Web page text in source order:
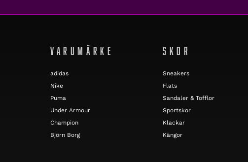
VARUMÄRKE
adidas
Nike
Puma
Under Armour
Champion
Björn Borg
SKOR
Sneakers
Flats
Sandaler & Tofflor
Sportskor
Klackar
Kängor